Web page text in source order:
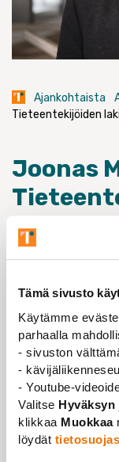
Tämä sivusto
Käytämme
parhaalla
- sivuston
-
- Youtube-
Valitse Hyväksyn
klikkaa Muokkaa
löydät
Ajankohtaista
Tieteentekijöiden
Joonas
26.09.2022
Hän toimii
lakimiehen
Joonaksen
neuvominen
liiton muun
ja